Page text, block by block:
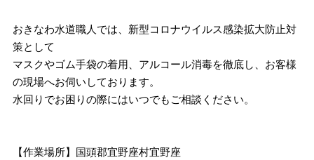
おきなわ水道職人では、新型コロナウイルス感染拡大防止対
策として
マスクやゴム手袋の着用、アルコール消毒を徹底し、お客様
の現場へお伺いしております。
水回りでお困りの際にはいつでもご相談ください。
【作業場所】国頭郡宜野座村宜野座